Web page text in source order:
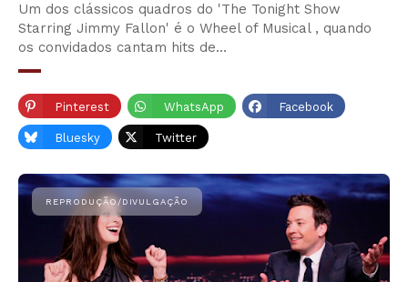
Um dos clássicos quadros do 'The Tonight Show
Starring Jimmy Fallon' é o Wheel of Musical , quando
os convidados cantam hits de…
Pinterest WhatsApp Facebook
Bluesky Twitter